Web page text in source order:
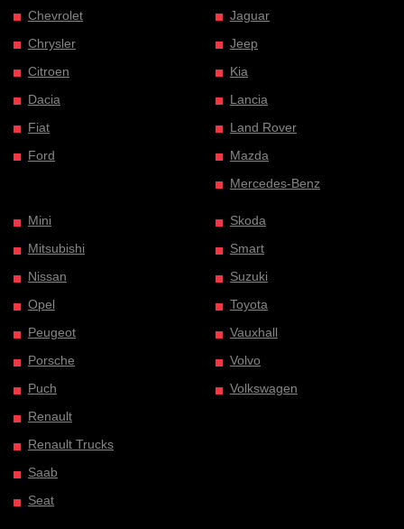
Chevrolet
Chrysler
Citroen
Dacia
Fiat
Ford
Jaguar
Jeep
Kia
Lancia
Land Rover
Mazda
Mercedes-Benz
Mini
Mitsubishi
Nissan
Opel
Peugeot
Porsche
Puch
Renault
Renault Trucks
Saab
Seat
Skoda
Smart
Suzuki
Toyota
Vauxhall
Volvo
Volkswagen